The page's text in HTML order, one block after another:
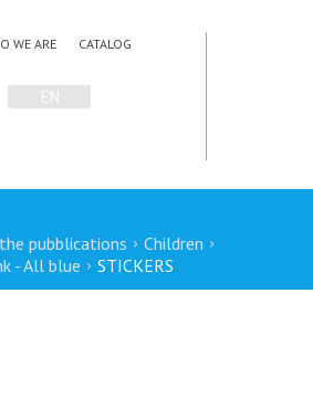
WE ARE
CATALOG
EN
pubblications
Children
- All blue
STICKERS